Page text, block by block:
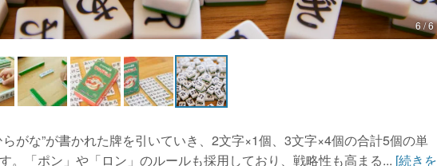
6 / 6
らがな”が書かれた牌を引いていき、2文字×1個、3文字×4個の合計5個の単
。「ポン」や「ロン」のルールも採用しており、戦略性も高まる... [続きを